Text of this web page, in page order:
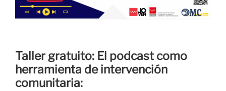
Taller gratuito: El podcast como
herramienta de intervención
comunitaria: